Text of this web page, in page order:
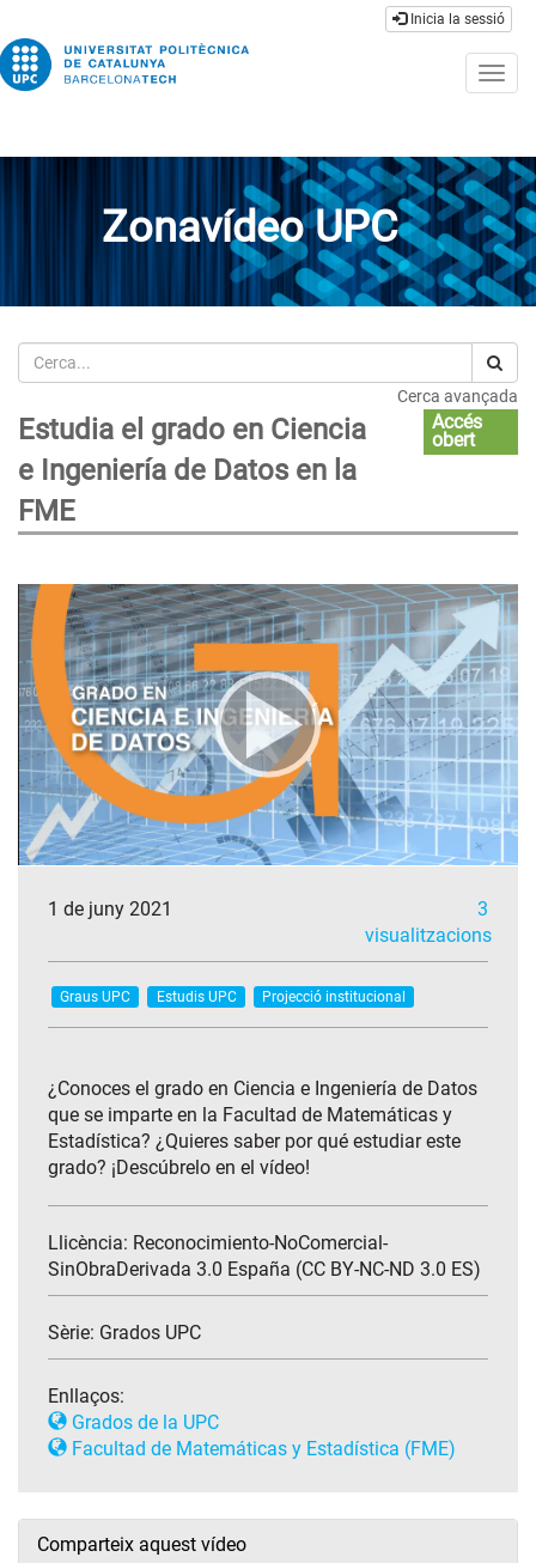
Inicia la sessió
Zonavídeo UPC
Cerca
Cerca avançada
Estudia el grado en Ciencia
e Ingeniería de Datos en la
FME
Accés
obert
1 de juny 2021
3
visualitzacions
Graus UPC Estudis UPC Projecció institucional
¿Conoces el grado en Ciencia e Ingeniería de Datos
que se imparte en la Facultad de Matemáticas y
Estadística? ¿Quieres saber por qué estudiar este
grado? ¡Descúbrelo en el vídeo!
Llicència: Reconocimiento-NoComercial-
SinObraDerivada 3.0 España (CC BY-NC-ND 3.0 ES)
Sèrie: Grados UPC
Enllaços:
Grados de la UPC
Facultad de Matemáticas y Estadística (FME)
Comparteix aquest vídeo